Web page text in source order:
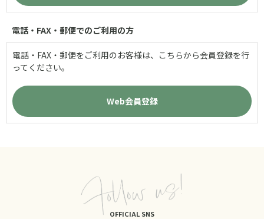
電話・FAX・郵便でのご利用の方
電話・FAX・郵便をご利用のお客様は、こちらから会員登録を行
ってください。
OFFICIAL SNS